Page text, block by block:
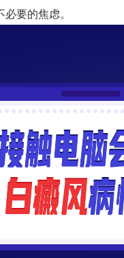
要的焦虑。